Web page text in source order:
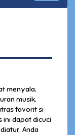
menyala,
musik,
favorit si
ini dapat dicuci
Anda